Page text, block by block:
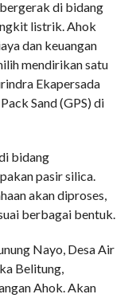
di bidang
listrik. Ahok
dan keuangan
mendirikan satu
Ekapersada
Sand (GPS) di
bidang
pasir silica.
akan diproses,
berbagai bentuk.
Nayo, Desa Air
Belitung,
Ahok. Akan